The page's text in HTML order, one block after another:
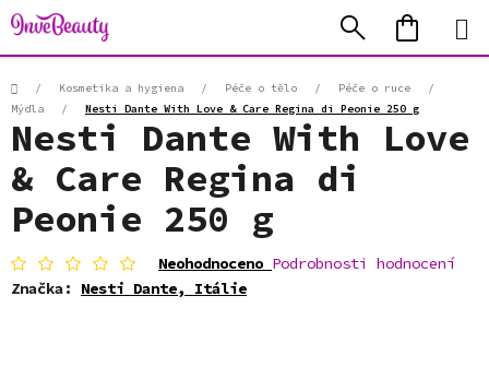
Přejít
na
obsah
Hledat
KOŠÍK
Domů/ Kosmetika a hygiena / Péče o tělo / Péče o ruce
/
Mýdla
/ Nesti Dante With Love & Care Regina di Peonie 250 g
Nesti Dante With Love
& Care Regina di
Peonie 250 g
Průměrné
hodnocení
produktu
Neohodnoceno Podrobnosti hodnocení
Značka: Nesti Dante, Itálie